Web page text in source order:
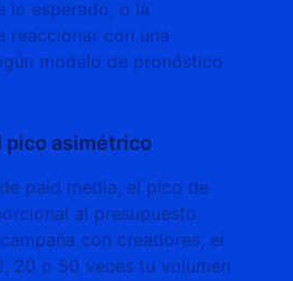
lo esperado, o la
reaccionar con una
modelo de pronóstico
pico asimétrico
paid media, el pico de
al presupuesto
con creadores, el
20 o 50 veces tu volumen